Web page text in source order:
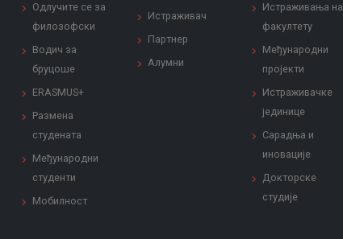
Одлучите се за
филозофски
Водич за
бруцоше
ERASMUS+
Размена
студената
Међународни
студенти
Мобилност
Истраживач
Партнер
Алумни
Истраживања на
факултету
Међународни
пројекти
Истраживачке
јединице
Сарадња и
иновације
Докторске
студије